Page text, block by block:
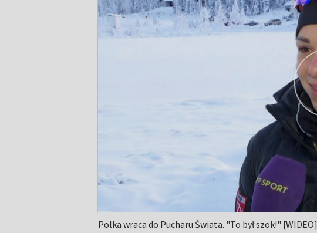
Polka wraca do Pucharu Świata. "To był szok!" [WIDEO]